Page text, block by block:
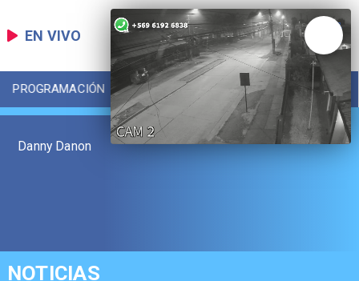
EN VIVO
PROGRAMACIÓN LOCAL DEPORTES
Danny Danon
NOTICIAS